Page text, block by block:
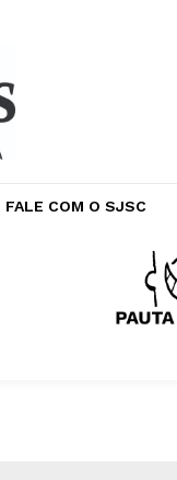
FALE COM O SJSC